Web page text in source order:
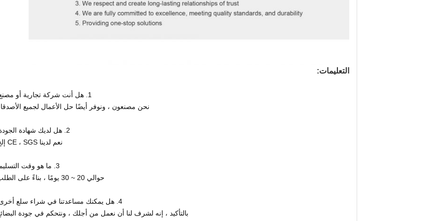
التعليمات:
1. هل أنت شركة تجارية أو مصنع؟
نحن مصنعون ، ونوفر أيضًا حل الأعمال لجميع
2. هل لديك شهادة الجودة؟
نعم لدينا CE ، SGS إلخ.
3. ما هو وقت التسليم؟
حوالي 20 ~ 30 يومًا ، بناءً على الطلب.
4. هل يمكنك مساعدتنا في شراء سلع أخرى؟
بالتأكيد ، إنه لشرف لنا أن نعمل من أجلك ، ونتحكم في جودة